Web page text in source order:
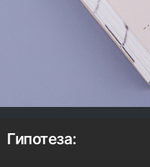
Гипотеза: